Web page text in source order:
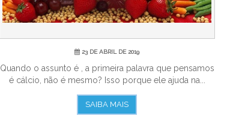
23 DE ABRIL DE 2019
Quando o assunto é , a primeira palavra que pensamos
é cálcio, não é mesmo? Isso porque ele ajuda na...
SAIBA MAIS